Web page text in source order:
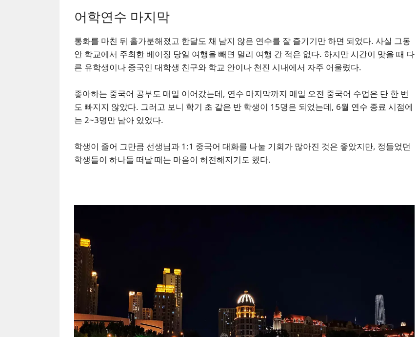
어학연수 마지막
통화를 마친 뒤 홀가분해졌고 한달도 채 남지 않은 연수를 잘 즐기기만 하면 되었다. 사실 그동
안 학교에서 주최한 베이징 당일 여행을 빼면 멀리 여행 간 적은 없다. 하지만 시간이 맞을 때 다
른 유학생이나 중국인 대학생 친구와 학교 안이나 천진 시내에서 자주 어울렸다.
좋아하는 중국어 공부도 매일 이어갔는데, 연수 마지막까지 매일 오전 중국어 수업은 단 한 번
도 빠지지 않았다. 그러고 보니 학기 초 같은 반 학생이 15명은 되었는데, 6월 연수 종료 시점에
는 2~3명만 남아 있었다.
학생이 줄어 그만큼 선생님과 1:1 중국어 대화를 나눌 기회가 많아진 것은 좋았지만, 정들었던
학생들이 하나둘 떠날 때는 마음이 허전해지기도 했다.